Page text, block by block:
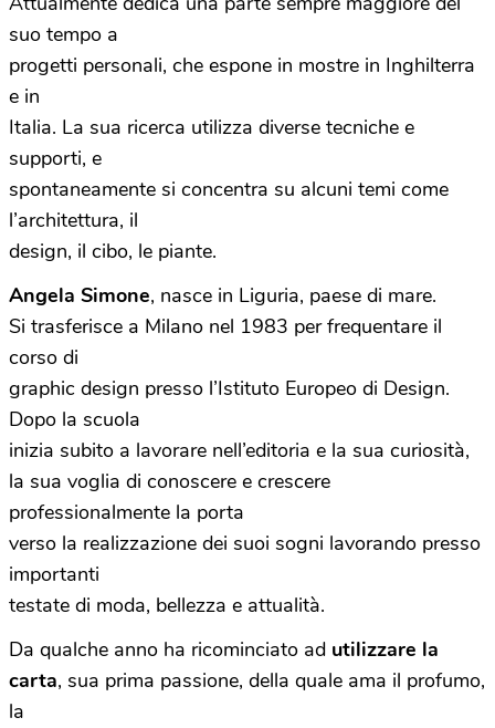
suo tempo a
progetti personali, che espone in mostre in Inghilterra
e in
Italia. La sua ricerca utilizza diverse tecniche e
supporti, e
spontaneamente si concentra su alcuni temi come
l’architettura, il
design, il cibo, le piante.
Angela Simone, nasce in Liguria, paese di mare.
Si trasferisce a Milano nel 1983 per frequentare il
corso di
graphic design presso l’Istituto Europeo di Design.
Dopo la scuola
inizia subito a lavorare nell’editoria e la sua curiosità,
la sua voglia di conoscere e crescere
professionalmente la porta
verso la realizzazione dei suoi sogni lavorando presso
importanti
testate di moda, bellezza e attualità.
Da qualche anno ha ricominciato ad utilizzare la
carta, sua prima passione, della quale ama il profumo,
la